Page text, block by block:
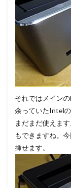
それではメイン
余っていたIntelの
まだまだ使えま
もできますね。
挿せます。